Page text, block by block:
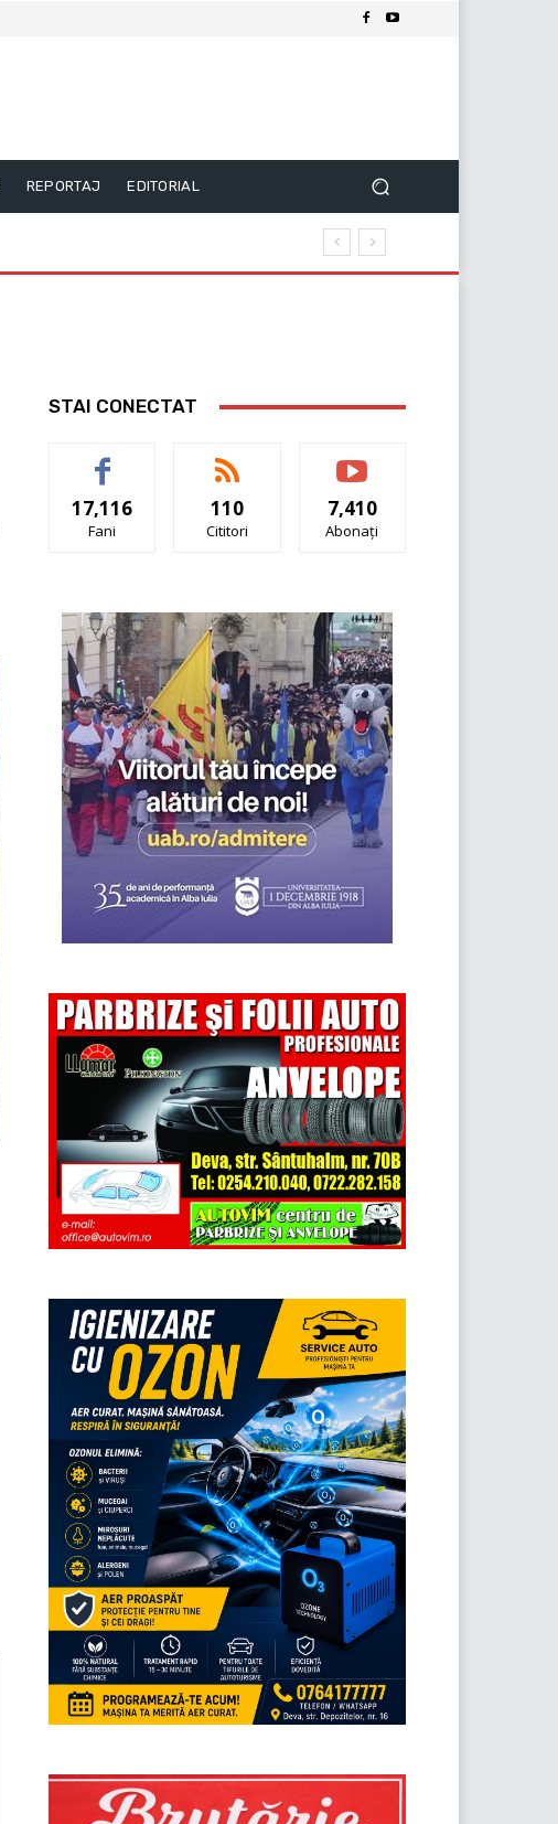
REPORTAJ EDITORIAL
STAI CONECTAT
17,116
Fani
110
Cititori
7,410
Abonați